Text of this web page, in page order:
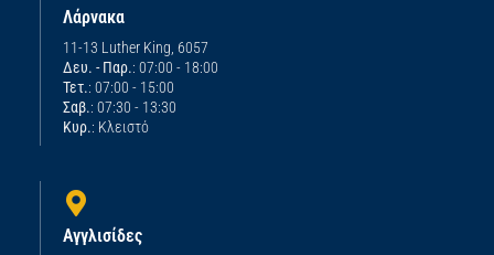
Λάρνακα
11-13 Luther King, 6057
Δευ. - Παρ.: 07:00 - 18:00
Τετ.: 07:00 - 15:00
Σαβ.: 07:30 - 13:30
Κυρ.: Κλειστό
Αγγλισίδες